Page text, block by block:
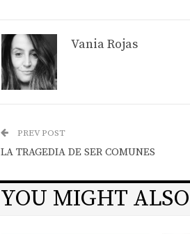
Vania Rojas
PREV POST
LA TRAGEDIA DE SER COMUNES
YOU MIGHT